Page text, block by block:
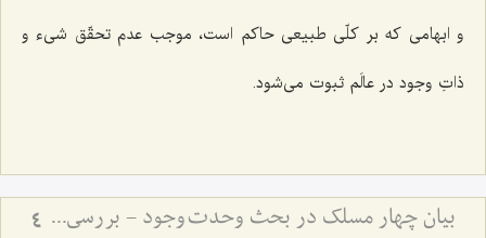
و ابهامی که بر کلّی طبیعی حاکم است، موجب عدم تحقّق شیء و
ذاتِ وجود در عالَم ثبوت می‌شود.
بیان چهار مسلک در بحث وحدت وجود - بررسی مسلک حق در موضوع وحدت وجود 4